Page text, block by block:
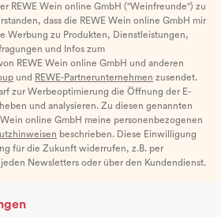
REWE Wein online GmbH ("Weinfreunde") zu
dass die REWE Wein online GmbH mir
Werbung zu Produkten, Dienstleistungen,
und Infos zum
REWE Wein online GmbH und anderen
und REWE-Partnerunternehmen zusendet.
zur Werbeoptimierung die Öffnung der E-
und analysieren. Zu diesen genannten
online GmbH meine personenbezogenen
beschrieben. Diese Einwilligung
für die Zukunft widerrufen, z.B. per
Newsletters oder über den Kundendienst.